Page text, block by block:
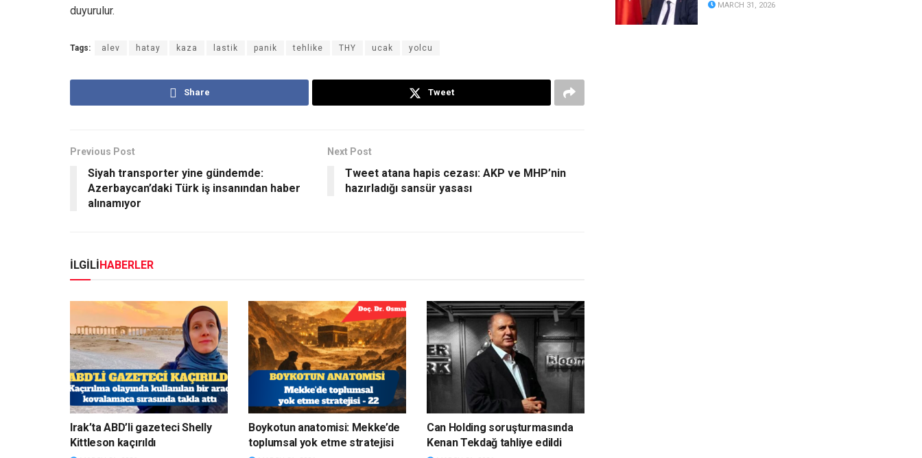
duyurulur.
Tags: alev hatay kaza lastik panik tehlike THY ucak yolcu
Share Tweet
Previous Post
Siyah transporter yine gündemde:
Azerbaycan’daki Türk iş insanından haber
alınamıyor
Next Post
Tweet atana hapis cezası: AKP ve MHP’nin
hazırladığı sansür yasası
İLGİLİHABERLER
Irak’ta ABD’li gazeteci Shelly
Kittleson kaçırıldı
Boykotun anatomisi: Mekke’de
toplumsal yok etme stratejisi
Can Holding soruşturmasında
Kenan Tekdağ tahliye edildi
MARCH 31, 2026